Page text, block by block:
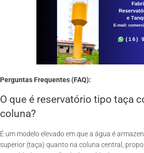
Perguntas Frequentes (FAQ):
O que é reservatório tipo taça
coluna?
É um modelo elevado em que a água é
superior (taça) quanto na coluna central,